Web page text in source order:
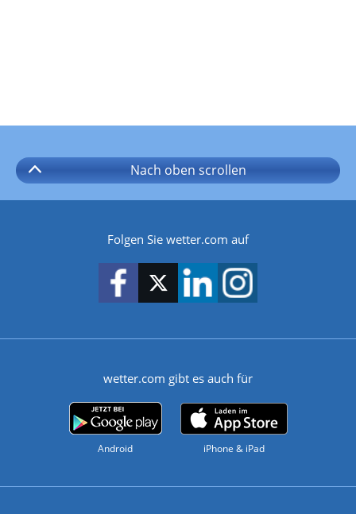
Nach oben scrollen
Folgen Sie wetter.com auf
wetter.com gibt es auch für
Android iPhone & iPad